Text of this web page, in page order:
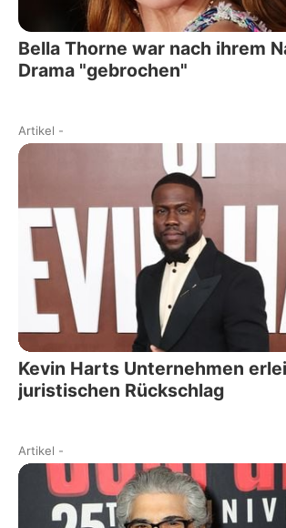
Bella Thorne war nach ihrem
Drama "gebrochen"
Artikel -
Kevin Harts Unternehmen
juristischen Rückschlag
Artikel -